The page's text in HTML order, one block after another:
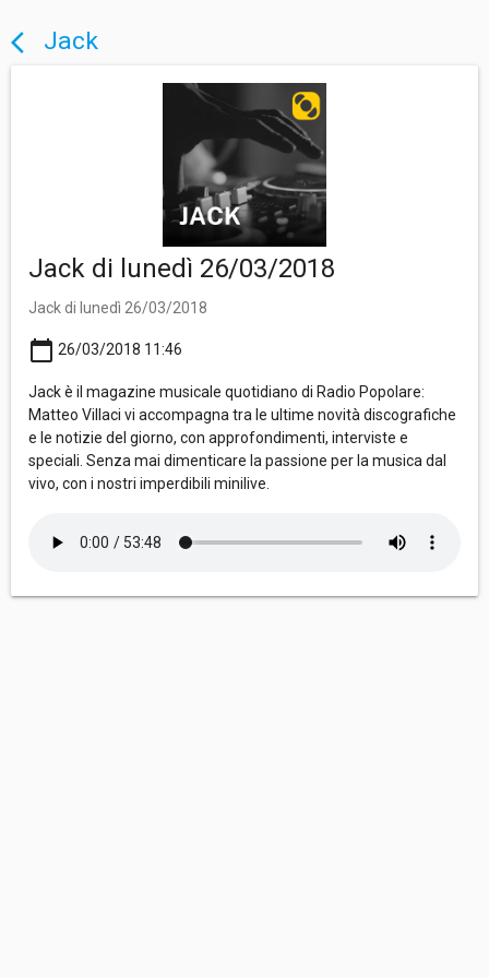
arrow_back_ios Jack
Jack di lunedì 26/03/2018
Jack di lunedì 26/03/2018
calendar_today 26/03/2018 11:46
Jack è il magazine musicale quotidiano di Radio Popolare:
Matteo Villaci vi accompagna tra le ultime novità discografiche
e le notizie del giorno, con approfondimenti, interviste e
speciali. Senza mai dimenticare la passione per la musica dal
vivo, con i nostri imperdibili minilive.